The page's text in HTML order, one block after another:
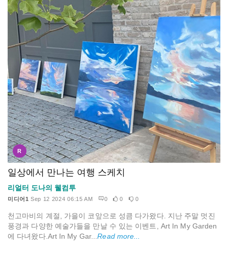
R
일상에서 만나는 여행 스케치
리얼터 도나의 웰컴투
미디어1 Sep 12 2024 06:15 AM 0 0 0
천고마비의 계절, 가을이 코앞으로 성큼 다가왔다. 지난 주말 멋진
풍경과 다양한 예술가들을 만날 수 있는 이벤트, Art In My Garden
에 다녀왔다.Art In My Gar...Read more...